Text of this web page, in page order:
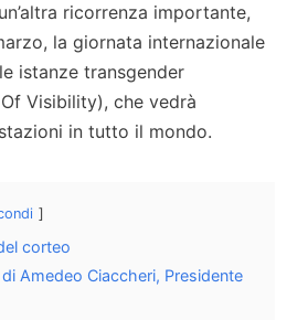
ricorrenza importante,
la giornata internazionale
istanze transgender
Visibility), che vedrà
in tutto il mondo.
corteo
Amedeo Ciaccheri, Presidente